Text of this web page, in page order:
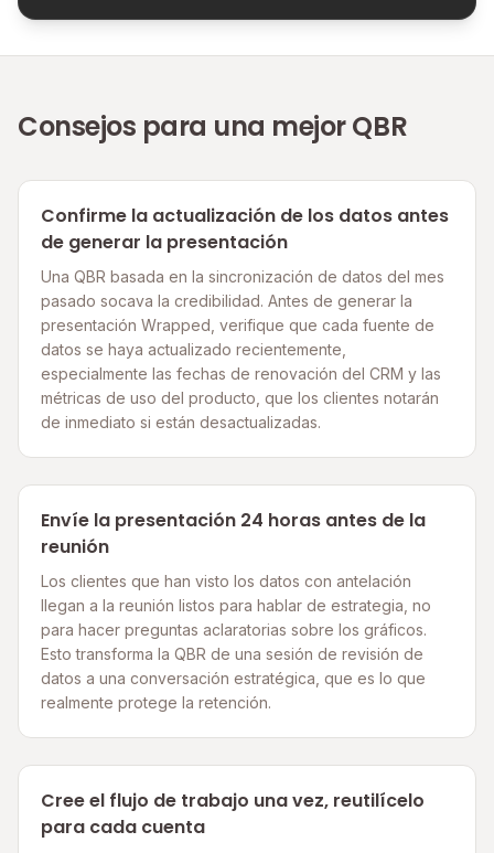
Consejos para una mejor QBR
Confirme la actualización de los datos antes
de generar la presentación
Una QBR basada en la sincronización de datos del mes
pasado socava la credibilidad. Antes de generar la
presentación Wrapped, verifique que cada fuente de
datos se haya actualizado recientemente,
especialmente las fechas de renovación del CRM y las
métricas de uso del producto, que los clientes notarán
de inmediato si están desactualizadas.
Envíe la presentación 24 horas antes de la
reunión
Los clientes que han visto los datos con antelación
llegan a la reunión listos para hablar de estrategia, no
para hacer preguntas aclaratorias sobre los gráficos.
Esto transforma la QBR de una sesión de revisión de
datos a una conversación estratégica, que es lo que
realmente protege la retención.
Cree el flujo de trabajo una vez, reutilícelo
para cada cuenta